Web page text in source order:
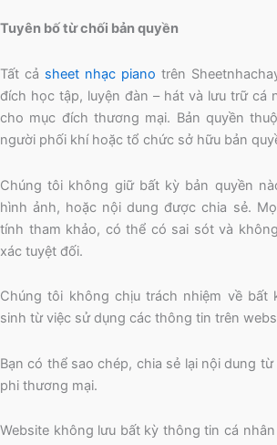
Tuyên bố từ chối bản quyền
Tất cả sheet nhạc piano trên
đích học tập, luyện đàn – hát và lưu trữ cá
cho mục đích thương mại. Bản quyền
người phối khí hoặc tổ chức sở hữu bản
Chúng tôi không giữ bất kỳ bản quyền
hình ảnh, hoặc nội dung được chia sẻ.
tính tham khảo, có thể có sai sót và
xác tuyệt đối.
Chúng tôi không chịu trách nhiệm về
sinh từ việc sử dụng các thông tin trên
Bạn có thể sao chép, chia sẻ lại nội dung
phi thương mại.
Website không lưu bất kỳ thông tin cá